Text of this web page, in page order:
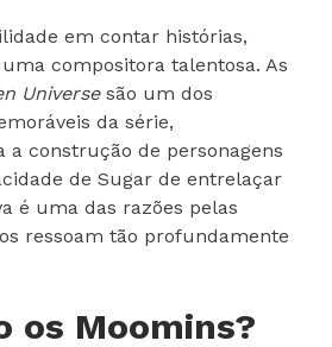
em contar histórias,
compositora talentosa. As
Universesão um dos
da série,
construção de personagens
de Sugar de entrelaçar
é uma das razões pelas
ressoam tão profundamente
os Moomins?